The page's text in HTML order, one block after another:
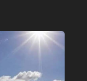
تحت الأرض